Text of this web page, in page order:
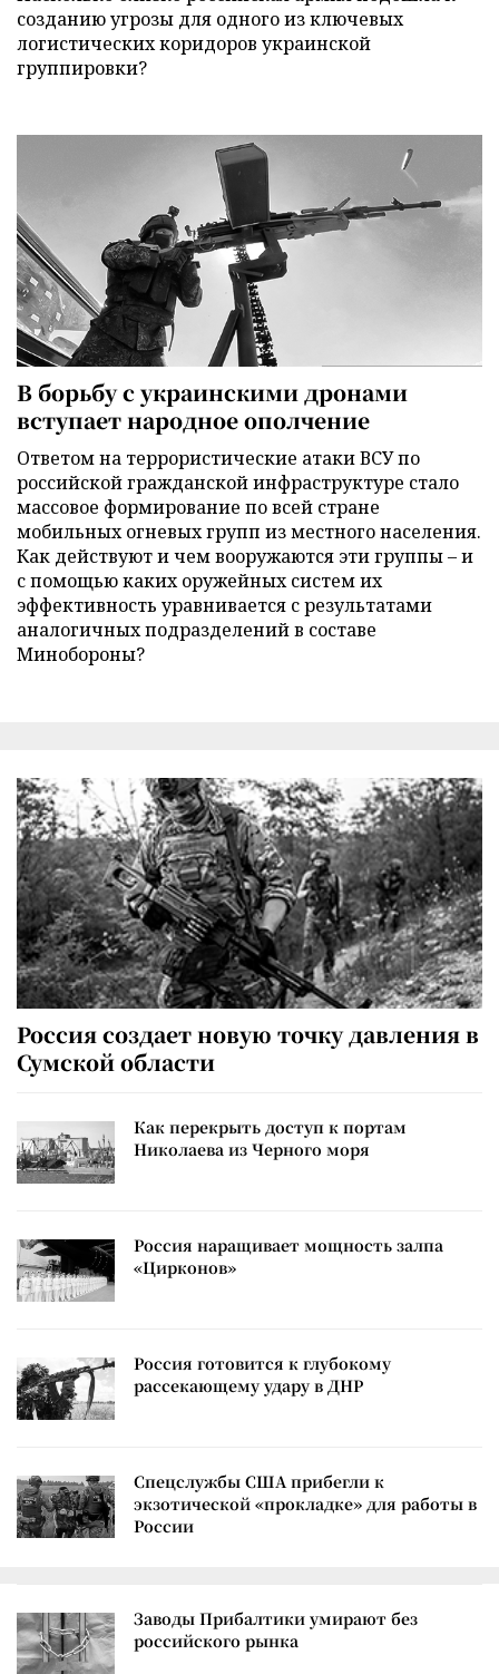
созданию угрозы для одного из ключевых
логистических коридоров украинской
группировки?
В борьбу с украинскими дронами
вступает народное ополчение
Ответом на террористические атаки ВСУ по
российской гражданской инфраструктуре стало
массовое формирование по всей стране
мобильных огневых групп из местного населения.
Как действуют и чем вооружаются эти группы – и
с помощью каких оружейных систем их
эффективность уравнивается с результатами
аналогичных подразделений в составе
Минобороны?
Россия создает новую точку давления в
Сумской области
Как перекрыть доступ к портам
Николаева из Черного моря
Россия наращивает мощность залпа
«Цирконов»
Россия готовится к глубокому
рассекающему удару в ДНР
Спецслужбы США прибегли к
экзотической «прокладке» для работы в
России
Заводы Прибалтики умирают без
российского рынка